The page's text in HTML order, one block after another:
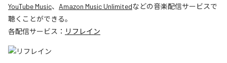
YouTube Music、 Amazon Music Unlimitedなどの音楽配信サービスで
聴くことができる。
各配信サービス： リフレイン